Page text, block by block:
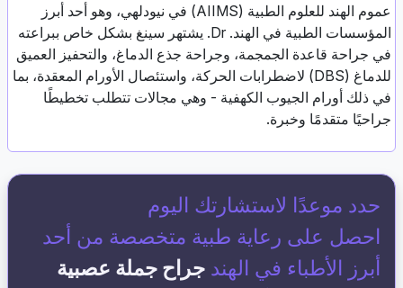
عموم الهند للعلوم الطبية (AIIMS) في نيودلهي، وهو أحد أبرز
المؤسسات الطبية في الهند. Dr. يشتهر سينغ بشكل خاص ببراعته
في جراحة قاعدة الجمجمة، وجراحة جذع الدماغ، والتحفيز العميق
للدماغ (DBS) لاضطرابات الحركة، واستئصال الأورام المعقدة، بما
في ذلك أورام الجيوب الكهفية - وهي مجالات تتطلب تخطيطًا
جراحيًا متقدمًا وخبرة.
حدد موعدًا لاستشارتك اليوم
احصل على رعاية طبية متخصصة من أحد
أبرز الأطباء في الهند جراح جملة عصبية